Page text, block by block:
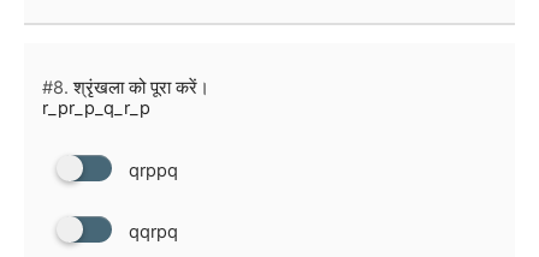
#8. श्रृंखला को पूरा करें।
r_pr_p_q_r_p
qrppq
qqrpq